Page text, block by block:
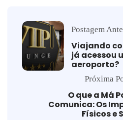
Postagem
Viajando
já acessou
aeroporto?
Próxima
O que a Má
Comunica: Os
Físicos e